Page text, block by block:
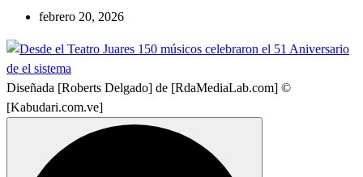
febrero 20, 2026
Diseñada [Roberts Delgado] de [RdaMediaLab.com] ©
[Kabudari.com.ve]